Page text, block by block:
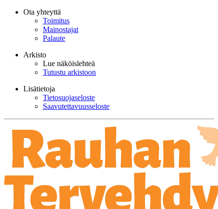
Ota yhteyttä
Toimitus
Mainostajat
Palaute
Arkisto
Lue näköislehteä
Tutustu arkistoon
Lisätietoja
Tietosuojaseloste
Saavutettavuusseloste